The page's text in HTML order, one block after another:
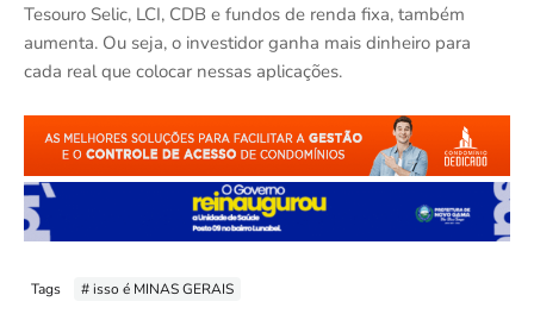
Tesouro Selic, LCI, CDB e fundos de renda fixa, também
aumenta. Ou seja, o investidor ganha mais dinheiro para
cada real que colocar nessas aplicações.
Tags # isso é MINAS GERAIS